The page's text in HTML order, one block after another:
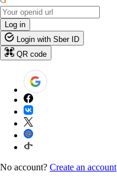
Log in
Login with Sber ID
QR code
No account? Create an account